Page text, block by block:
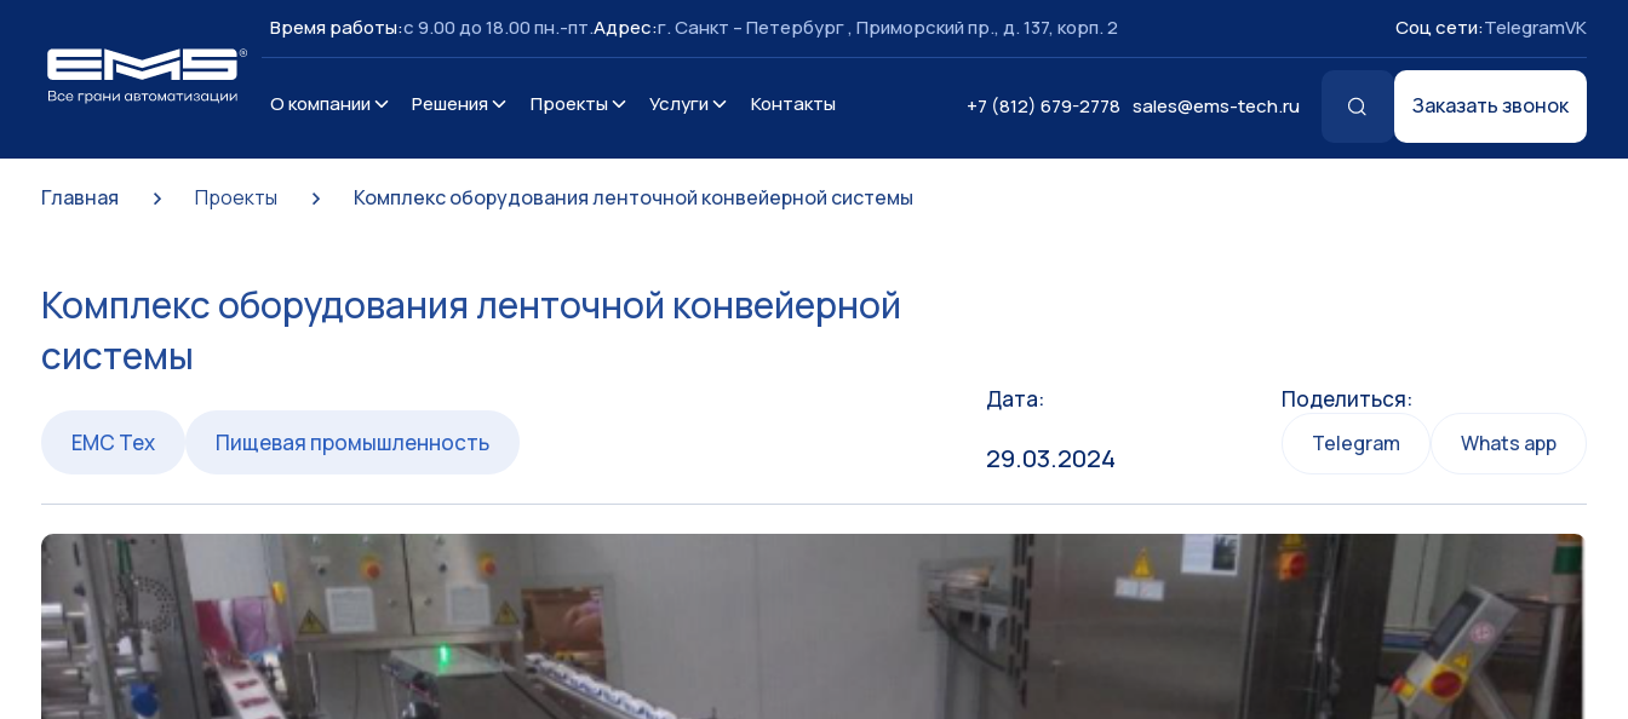
Время работы:c 9.00 до 18.00 пн.-пт.Адрес:г. Санкт – Петербург , Приморский пр., д. 137, корп. 2 Соц сети:TelegramVK
О компании Решения Проекты Услуги Контакты +7 (812) 679-2778 sales@ems-tech.ru Заказать звонок
Главная > Проекты > Комплекс оборудования ленточной конвейерной системы
Комплекс оборудования ленточной конвейерной
системы
ЕМС Тех Пищевая промышленность
Дата:
29.03.2024
Поделиться:
Telegram Whats app